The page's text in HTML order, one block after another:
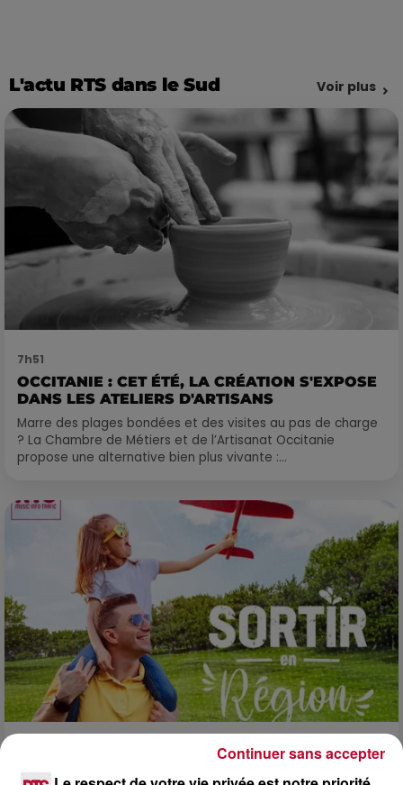
L'actu RTS dans le Sud Voir plus
7h51
OCCITANIE : CET ÉTÉ, LA CRÉATION S'EXPOSE
DANS LES ATELIERS D'ARTISANS
Marre des plages bondées et des visites au pas de charge
? La Chambre de Métiers et de l’Artisanat Occitanie
propose une alternative bien plus vivante :...
NOS IDÉES DE SORTIE POUR CE WEEK-END
Continuer sans accepter